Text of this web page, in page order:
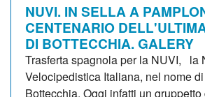
NUVI. IN SELLA A
CENTENARIO
DI BOTTECCHIA. GALERY
Trasferta spagnola per la NUVI, la
Velocipedistica Italiana, nel nome
Bottecchia. Oggi infatti un